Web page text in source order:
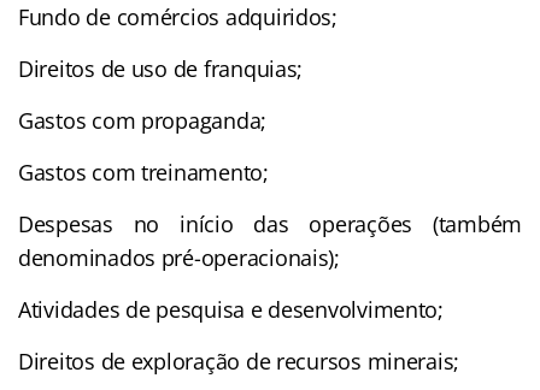
Fundo de comércios adquiridos;
Direitos de uso de franquias;
Gastos com propaganda;
Gastos com treinamento;
Despesas no início das operações (também
denominados pré-operacionais);
Atividades de pesquisa e desenvolvimento;
Direitos de exploração de recursos minerais;